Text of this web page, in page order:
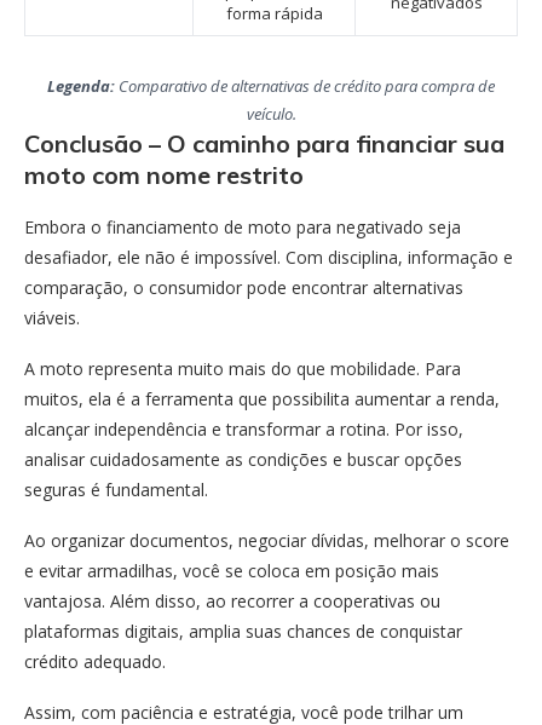
forma rápida
Legenda: Comparativo de alternativas de crédito para compra de
veículo.
Conclusão – O caminho para financiar sua
moto com nome restrito
Embora o financiamento de moto para negativado seja
desafiador, ele não é impossível. Com disciplina, informação e
comparação, o consumidor pode encontrar alternativas
viáveis.
A moto representa muito mais do que mobilidade. Para
muitos, ela é a ferramenta que possibilita aumentar a renda,
alcançar independência e transformar a rotina. Por isso,
analisar cuidadosamente as condições e buscar opções
seguras é fundamental.
Ao organizar documentos, negociar dívidas, melhorar o score
e evitar armadilhas, você se coloca em posição mais
vantajosa. Além disso, ao recorrer a cooperativas ou
plataformas digitais, amplia suas chances de conquistar
crédito adequado.
Assim, com paciência e estratégia, você pode trilhar um